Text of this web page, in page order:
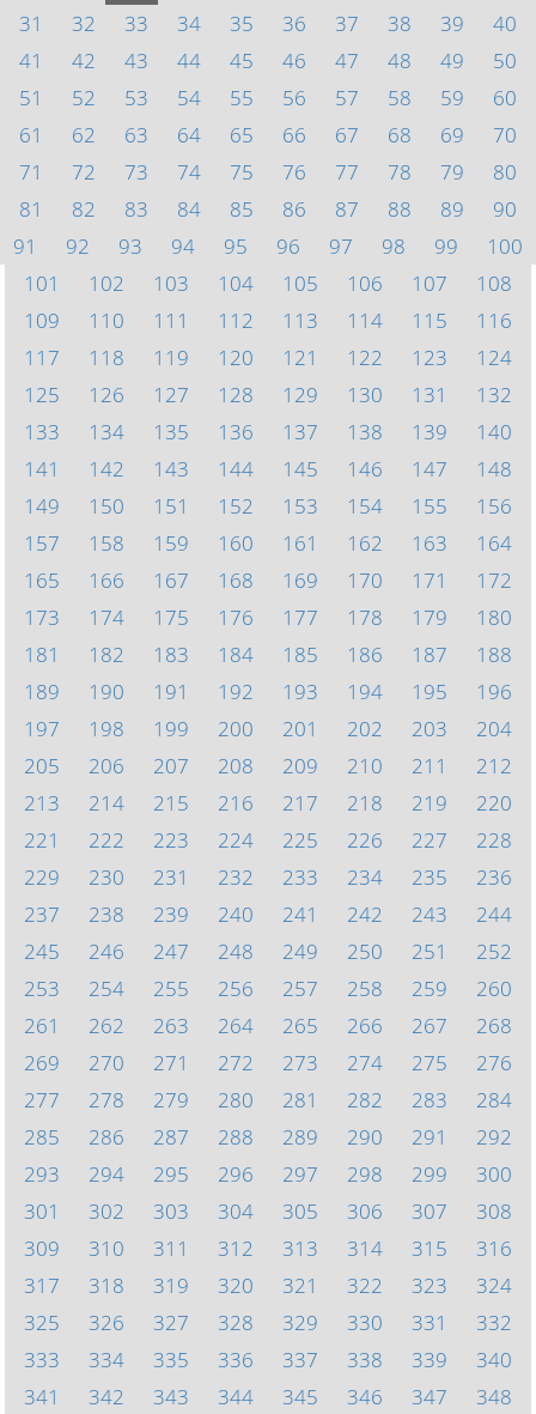
31
32 33 34 35 36 37 38 39
40
41
42 43 44 45 46 47 48 49
50
51
52 53 54 55 56 57 58 59
60
61
62 63 64 65 66 67 68 69
70
71
72 73 74 75 76 77 78 79
80
81
82 83 84 85 86 87 88 89
90
91
92 93 94 95 96 97 98 99
100
101
102 103 104 105 106 107
108
109
110 111 112 113 114 115
116
117
118 119 120 121 122 123
124
125
126 127 128 129 130 131
132
133
134 135 136 137 138 139
140
141
142 143 144 145 146 147
148
149
150 151 152 153 154 155
156
157
158 159 160 161 162 163
164
165
166 167 168 169 170 171
172
173
174 175 176 177 178 179
180
181
182 183 184 185 186 187
188
189
190 191 192 193 194 195
196
197
198 199 200 201 202 203
204
205
206 207 208 209 210 211
212
213
214 215 216 217 218 219
220
221
222 223 224 225 226 227
228
229
230 231 232 233 234 235
236
237
238 239 240 241 242 243
244
245
246 247 248 249 250 251
252
253
254 255 256 257 258 259
260
261
262 263 264 265 266 267
268
269
270 271 272 273 274 275
276
277
278 279 280 281 282 283
284
285
286 287 288 289 290 291
292
293
294 295 296 297 298 299
300
301
302 303 304 305 306 307
308
309
310 311 312 313 314 315
316
317
318 319 320 321 322 323
324
325
326 327 328 329 330 331
332
333
334 335 336 337 338 339
340
341
342 343 344 345 346 347 348